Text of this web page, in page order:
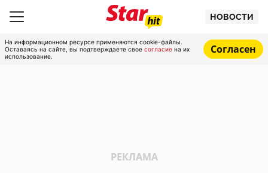
НОВОСТИ
На информационном ресурсе применяются cookie-файлы.
Оставаясь на сайте, вы подтверждаете свое согласие на их
использование.
Согласен